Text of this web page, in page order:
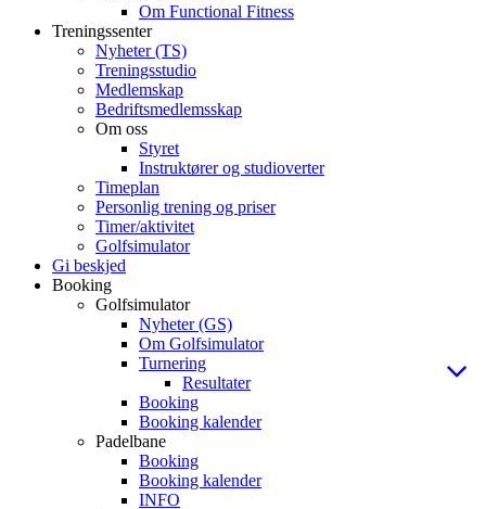
Om Functional Fitness
Treningssenter
Nyheter (TS)
Treningsstudio
Medlemskap
Bedriftsmedlemsskap
Om oss
Styret
Instruktører og studioverter
Timeplan
Personlig trening og priser
Timer/aktivitet
Golfsimulator
Gi beskjed
Booking
Golfsimulator
Nyheter (GS)
Om Golfsimulator
Turnering
Resultater
Booking
Booking kalender
Padelbane
Booking
Booking kalender
INFO